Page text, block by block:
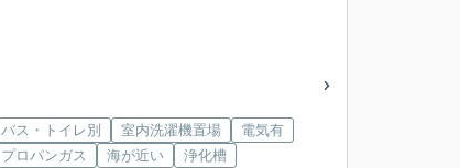
バス・トイレ別 室内洗濯機置場
電気有
プロパンガス
海が近い 浄化槽